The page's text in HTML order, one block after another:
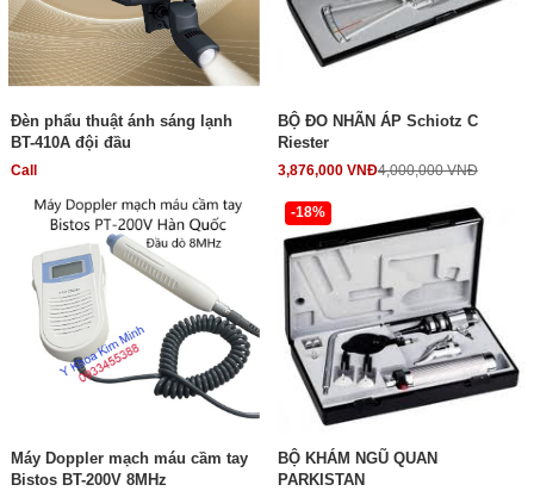
Đèn phẩu thuật ánh sáng lạnh
BT-410A đội đầu
Call
BỘ ĐO NHÃN ÁP Schiotz C
Riester
3,876,000 VNĐ4,000,000 VNĐ
Máy Doppler mạch máu cầm tay
Bistos BT-200V 8MHz
-18%
BỘ KHÁM NGŨ QUAN
PARKISTAN